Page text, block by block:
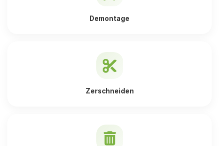
Demontage
Zerschneiden